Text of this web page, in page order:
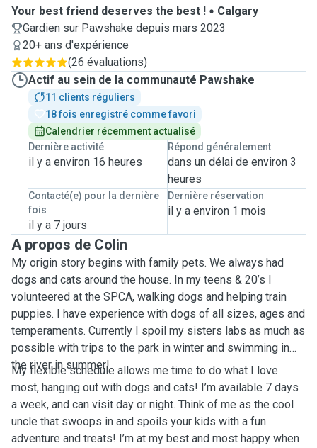
Your best friend deserves the best !
Calgary
Gardien sur Pawshake depuis mars 2023
20+ ans d'expérience
(26 évaluations)
Actif au sein de la communauté Pawshake
11 clients réguliers
18 fois enregistré comme favori
Calendrier récemment actualisé
Dernière activité
il y a environ 16 heures
Répond généralement
dans un délai de environ 3
heures
Contacté(e) pour la dernière
fois
il y a 7 jours
Dernière réservation
il y a environ 1 mois
A propos de Colin
My origin story begins with family pets. We always had
dogs and cats around the house. In my teens & 20’s I
volunteered at the SPCA, walking dogs and helping train
puppies. I have experience with dogs of all sizes, ages and
temperaments. Currently I spoil my sisters labs as much as
possible with trips to the park in winter and swimming in
the river in summer!
My flexible schedule allows me time to do what I love
most, hanging out with dogs and cats! I’m available 7 days
a week, and can visit day or night. Think of me as the cool
uncle that swoops in and spoils your kids with a fun
adventure and treats! I’m at my best and most happy when